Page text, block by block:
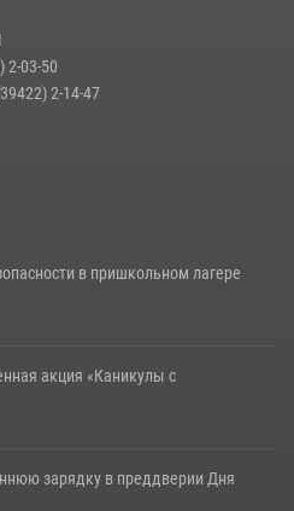
безопасность во время
2-03-50
2-14-47
в пришкольном лагере
акция «Каникулы с
зарядку в преддверии Дня